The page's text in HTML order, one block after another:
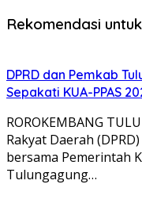
Rekomendasi
DPRD dan Pemkab
Sepakati KUA-PPAS
ROROKEMBANG
Rakyat Daerah
bersama Pemerintah
Tulungagung…